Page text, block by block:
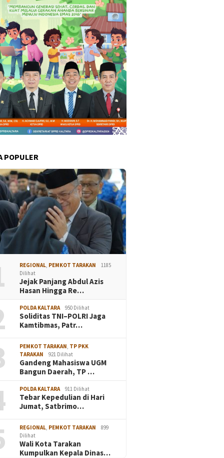
POPULER
REGIONAL PEMKOT TARAKAN
1185
Dilihat
Jejak Panjang Abdul Azis
Hasan Hingga Re…
POLDA KALTARA 950 Dilihat
Soliditas TNI–POLRI Jaga
Kamtibmas, Patr…
PEMKOT TARAKAN TP PKK
TARAKAN
921 Dilihat
Gandeng Mahasiswa UGM
Bangun Daerah, TP …
POLDA KALTARA 911 Dilihat
Tebar Kepedulian di Hari
Jumat, Satbrimo…
REGIONAL PEMKOT TARAKAN
899
Dilihat
Wali Kota Tarakan
Kumpulkan Kepala Dinas…